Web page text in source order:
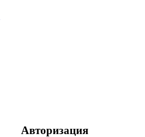
Авторизация